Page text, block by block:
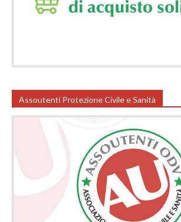
Assoutenti Protezione Civile e Sanità